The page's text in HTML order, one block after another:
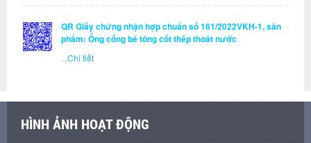
QR Giấy chứng nhận hợp chuẩn số 161/2022VKH-1, sản
phẩm: Ống cống bê tông cốt thép thoát nước
Chi tiết
HÌNH ẢNH HOẠT ĐỘNG